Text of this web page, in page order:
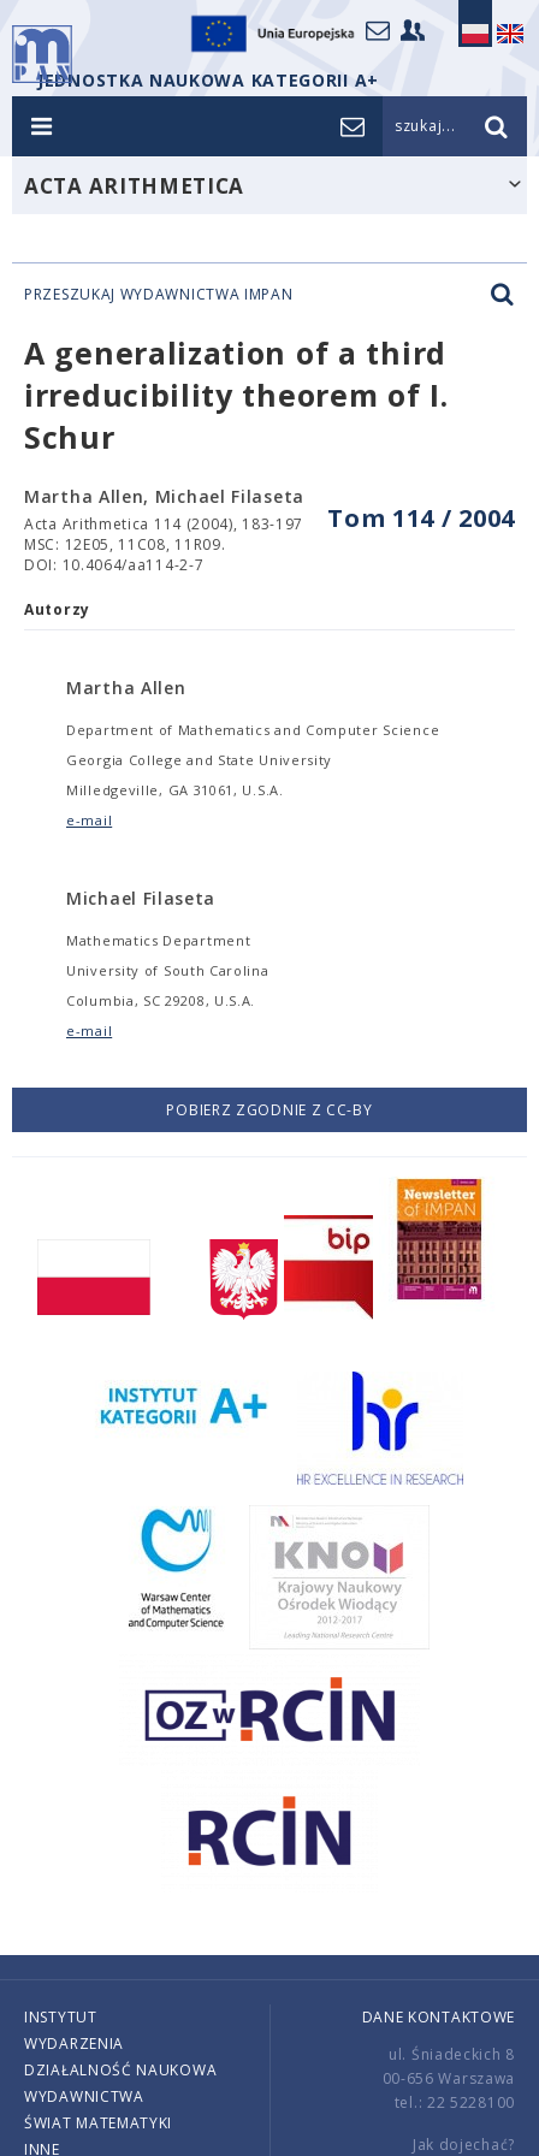
JEDNOSTKA NAUKOWA KATEGORII A+
szukaj...
ACTA ARITHMETICA
PRZESZUKAJ WYDAWNICTWA IMPAN
A generalization of a third
irreducibility theorem of I.
Schur
Tom 114 / 2004
Martha Allen, Michael Filaseta
Acta Arithmetica 114 (2004), 183-197
MSC: 12E05, 11C08, 11R09.
DOI: 10.4064/aa114-2-7
Autorzy
Martha Allen
Department of Mathematics and Computer Science
Georgia College and State University
Milledgeville, GA 31061, U.S.A.
e-mail
Michael Filaseta
Mathematics Department
University of South Carolina
Columbia, SC 29208, U.S.A.
e-mail
POBIERZ ZGODNIE Z CC-BY
INSTYTUT
WYDARZENIA
DZIAŁALNOŚĆ NAUKOWA
WYDAWNICTWA
ŚWIAT MATEMATYKI
INNE
DANE KONTAKTOWE
ul. Śniadeckich 8
00-656 Warszawa
tel.: 22 5228100
Jak dojechać?